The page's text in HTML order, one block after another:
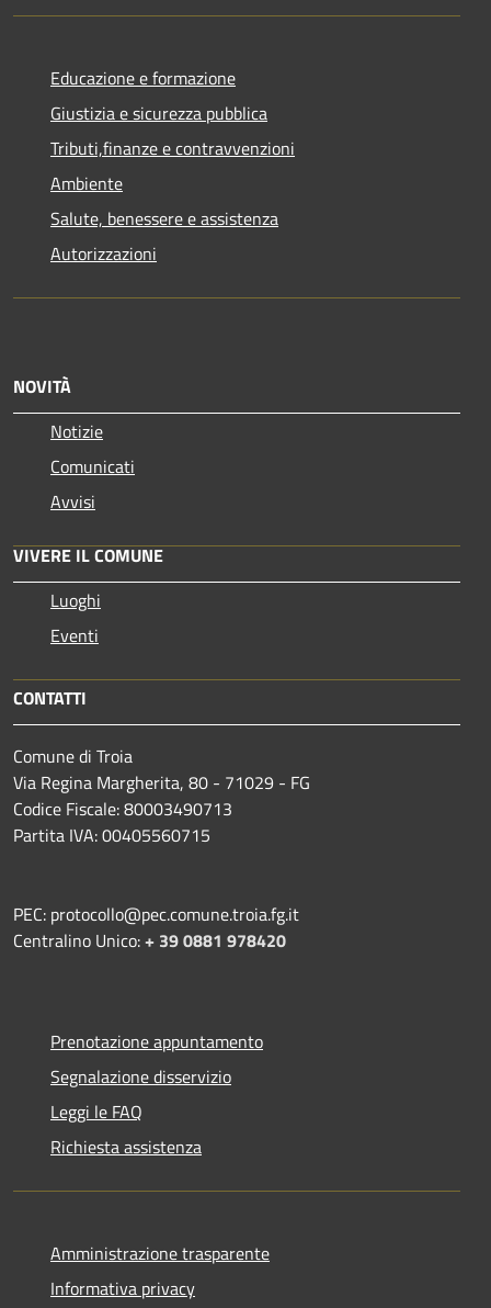
Educazione e formazione
Giustizia e sicurezza pubblica
Tributi,finanze e contravvenzioni
Ambiente
Salute, benessere e assistenza
Autorizzazioni
NOVITÀ
Notizie
Comunicati
Avvisi
VIVERE IL COMUNE
Luoghi
Eventi
CONTATTI
Comune di Troia
Via Regina Margherita, 80 - 71029 - FG
Codice Fiscale: 80003490713
Partita IVA: 00405560715
PEC: protocollo@pec.comune.troia.fg.it
Centralino Unico:+ 39 0881 978420
Prenotazione appuntamento
Segnalazione disservizio
Leggi le FAQ
Richiesta assistenza
Amministrazione trasparente
Informativa privacy